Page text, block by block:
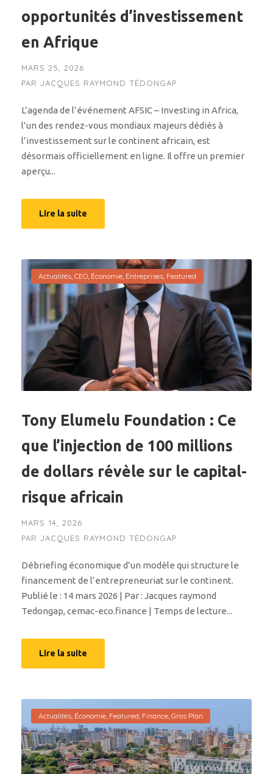
opportunités d’investissement
en Afrique
MARS 25, 2026
PAR JACQUES RAYMOND TÉDONGAP
L’agenda de l’événement AFSIC – Investing in Africa,
l’un des rendez-vous mondiaux majeurs dédiés à
l’investissement sur le continent africain, est
désormais officiellement en ligne. Il offre un premier
aperçu...
Lire la suite
Actualités, CEO, Économie, Entreprises, Featured
Tony Elumelu Foundation : Ce
que l’injection de 100 millions
de dollars révèle sur le capital-
risque africain
MARS 14, 2026
PAR JACQUES RAYMOND TÉDONGAP
Débriefing économique d’un modèle qui structure le
financement de l’entrepreneuriat sur le continent.
Publié le : 14 mars 2026 | Par : Jacques raymond
Tedongap, cemac-eco.finance | Temps de lecture...
Lire la suite
Actualités, Économie, Featured, Finance, Gros Plan